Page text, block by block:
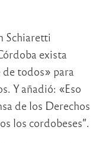
Schiaretti
exista
todos» para
Y añadió: «Eso
de los Derechos
los cordobeses”.